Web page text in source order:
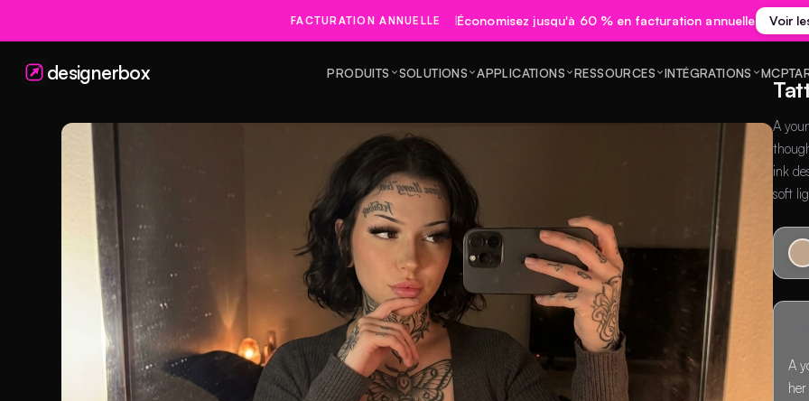
FACTURATION ANNUELLE Économisez jusqu'à 60 % en facturation annuelle Voir
designerbox PRODUITS SOLUTIONS APPLICATIONS RESSOURCES INTÉGRATIONS MCP
A
ink
soft
A